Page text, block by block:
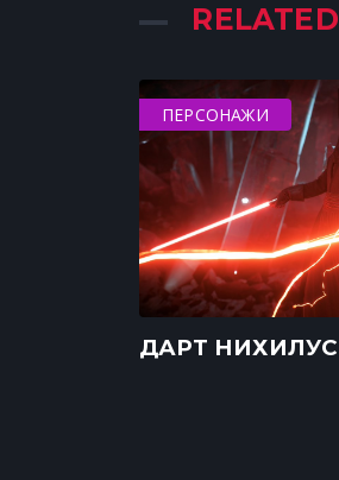
RELATED
ПЕРСОНАЖИ
ДАРТ НИХИЛУС